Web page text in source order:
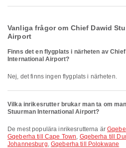
Vanliga frågor om Chief Dawid
Airport
Finns det en flygplats i närheten av
International Airport?
Nej, det finns ingen flygplats i närheten.
Vilka inrikesrutter brukar man ta om
Stuurman International Airport?
De mest populära inrikesrutterna är
Gqeberha till Cape Town, Gqeberha till
Johannesburg, Gqeberha till Polokwane